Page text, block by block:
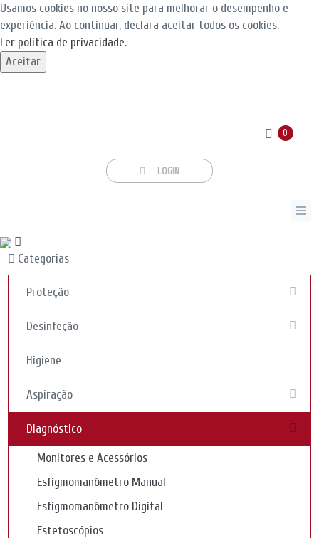
Usamos cookies no nosso site para melhorar o desempenho e
experiência. Ao continuar, declara aceitar todos os cookies.
Ler política de privacidade.
Aceitar
0
LOGIN
Categorias
Proteção
Desinfeção
Higiene
Aspiração
Diagnóstico
Monitores e Acessórios
Esfigmomanômetro Manual
Esfigmomanômetro Digital
Estetoscópios